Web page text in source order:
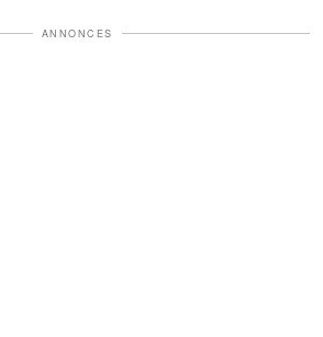
ANNONCES